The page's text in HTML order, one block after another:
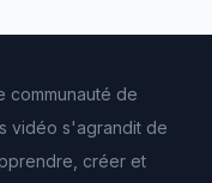
communauté de
vidéo s'agrandit de
créer et